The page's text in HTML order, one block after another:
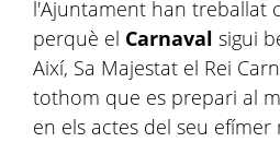
l'Ajuntament han treballat
perquè el Carnaval sigui
Així, Sa Majestat el Rei
tothom que es prepari al
en els actes del seu efímer